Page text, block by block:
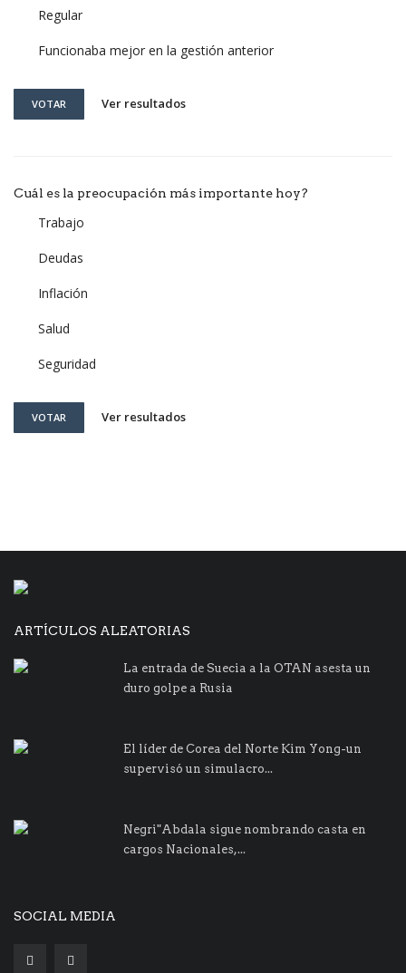
Regular
Funcionaba mejor en la gestión anterior
VOTAR Ver resultados
Cuál es la preocupación más importante hoy?
Trabajo
Deudas
Inflación
Salud
Seguridad
VOTAR Ver resultados
ARTÍCULOS ALEATORIAS
La entrada de Suecia a la OTAN asesta un
duro golpe a Rusia
El líder de Corea del Norte Kim Yong-un
supervisó un simulacro...
Negri"Abdala sigue nombrando casta en
cargos Nacionales,...
SOCIAL MEDIA